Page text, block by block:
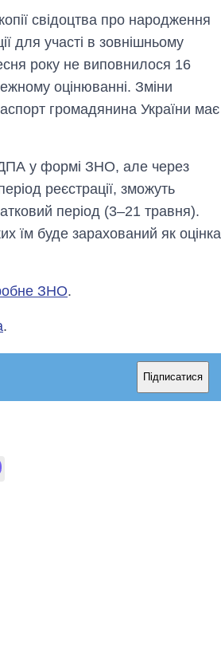
свідоцтва про народження
для участі в зовнішньому
року не виповнилося 16
оцінюванні. Зміни
громадянина України має
у формі ЗНО, але через
реєстрації, зможуть
період (3–21 травня).
їм буде зарахований як оцінка
ЗНО.
.
Підписатися